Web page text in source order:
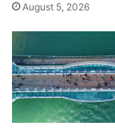
Tags
August 5, 2026